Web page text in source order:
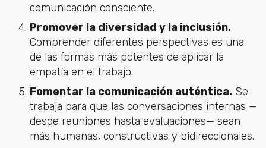
comunicación consciente.
Promover la diversidad y la inclusión.
Comprender diferentes perspectivas es una
de las formas más potentes de aplicar la
empatía en el trabajo.
Fomentar la comunicación auténtica.Se
trabaja para que las conversaciones internas —
desde reuniones hasta evaluaciones— sean
más humanas, constructivas y bidireccionales.